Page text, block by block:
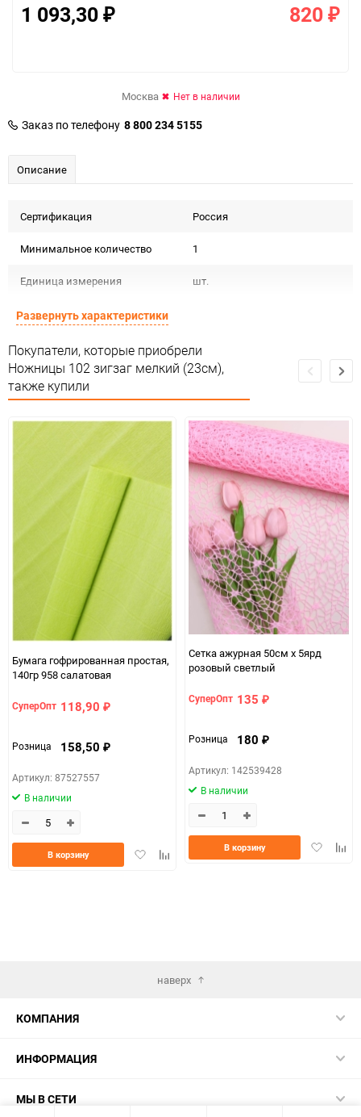
1 093,30 ₽ 820 ₽
Москва Нет в наличии
Заказ по телефону 8 800 234 5155
Описание
Сертификация Россия
Минимальное количество 1
Единица измерения шт.
Развернуть характеристики
Покупатели, которые приобрели
Ножницы 102 зигзаг мелкий (23см),
также купили
Бумага гофрированная простая,
140гр 958 салатовая
СуперОпт 118,90 ₽
Розница 158,50 ₽
Артикул: 87527557
В наличии
ДобавитьДобавить
В корзину
Сетка ажурная 50см х 5ярд
розовый светлый
СуперОпт 135 ₽
Розница 180 ₽
Артикул: 142539428
В наличии
Добавить
В корзину
наверх
КОМПАНИЯ
ИНФОРМАЦИЯ
МЫ В СЕТИ